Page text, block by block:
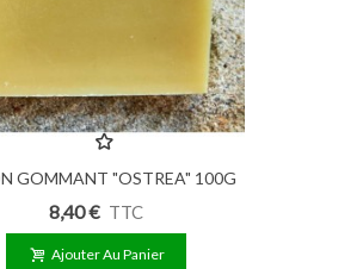
GOMMANT "OSTREA" 100G
8,40 € TTC
Ajouter Au Panier